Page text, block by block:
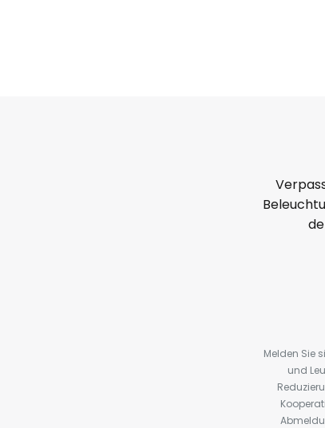
Melden Sie
und